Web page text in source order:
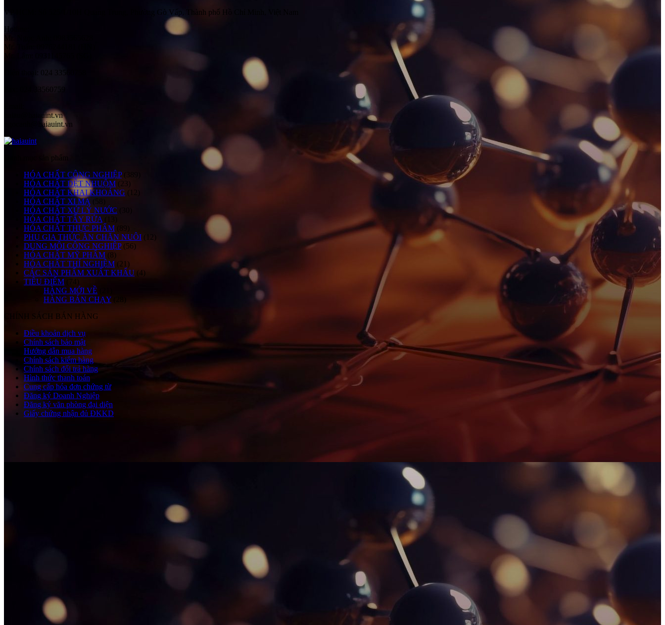
VP HCM:
Số 525/1/10H Quang Trung, Phường Gò Vấp, Thành phố Hồ Chí Minh, Việt Nam
Hotline:
Mr. Tuấn: 0976244181 (HN)
Mr. Lâm: 0931145765 (SG)
024 33560758
haiau@haiauint.vn
ngocanh@haiauint.vn
Danh mục sản phẩm
HÓA CHẤT CÔNG NGHIỆP (389)
HÓA CHẤT DỆT NHUỘM (23)
HÓA CHẤT KHAI KHOÁNG (12)
HÓA CHẤT XI MẠ
HÓA CHẤT XỬ LÝ NƯỚC
HÓA CHẤT TẨY RỬA
HÓA CHẤT THỰC PHẨM (89)
PHỤ GIA THỨC ĂN CHĂN NUÔI (12)
DUNG MÔI CÔNG NGHIỆP (56)
HÓA CHẤT MỸ PHẨM (8)
HÓA CHẤT THÍ NGHIỆM (21)
CÁC SẢN PHẨM XUẤT KHẨU (4)
TIÊU ĐIỂM
(74)
HÀNG MỚI VỀ
HÀNG BÁN CHẠY
CHÍNH SÁCH BÁN HÀNG
Điều khoản dịch vụ
Chính sách bảo mật
Hướng dẫn mua hàng
Chính sách kiểm hàng
Chính sách đổi trả hàng
Hình thức thanh toán
Cung cấp hóa đơn chứng từ
Đăng ký Doanh Nghiệp
Đăng ký văn phòng đại diện
Giấy chứng nhận đủ ĐKKD